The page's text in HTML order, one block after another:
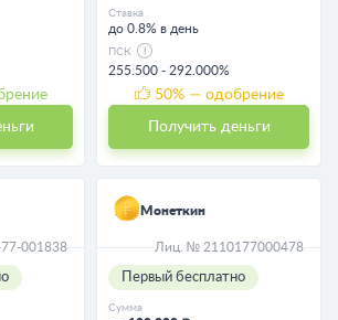
Ставка
до 0.8% в день
ПСК
255.500 - 292.000%
50% — одобрение
Получить деньги
001838
Монеткин
Лиц. № 2110177000478
Первый бесплатно
Сумма